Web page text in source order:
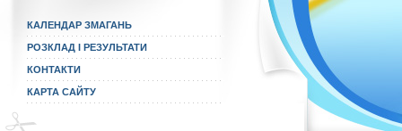
КАЛЕНДАР ЗМАГАНЬ
РОЗКЛАД І РЕЗУЛЬТАТИ
КОНТАКТИ
КАРТА САЙТУ